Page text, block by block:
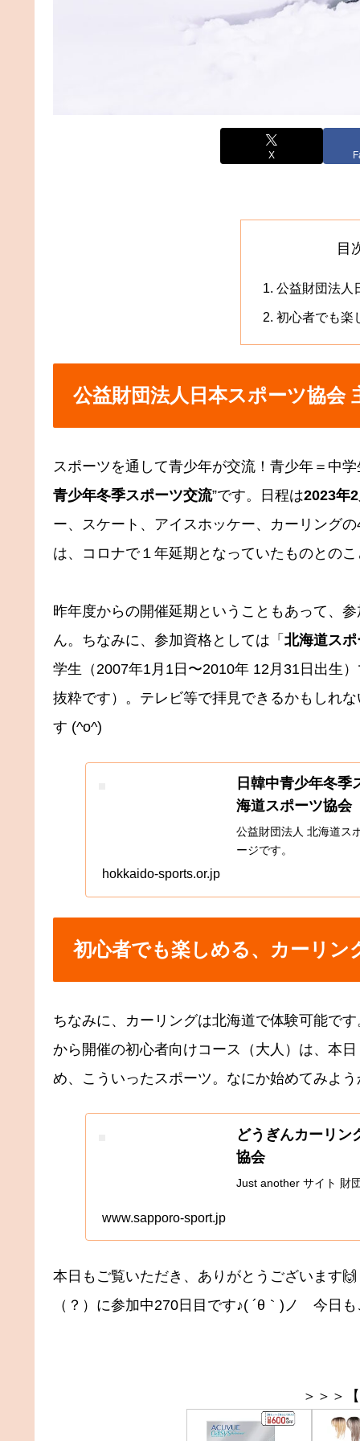
X
目
公益財団法人
初心者でも楽
公益財団法人日本スポーツ協会
スポーツを通して青少年が交流！青少年＝中
青少年冬季スポーツ交流”です。日程は2023年
ー、スケート、アイスホッケー、カーリング
は、コロナで１年延期となっていたものとの
昨年度からの開催延期ということもあって、
ん。ちなみに、参加資格としては「 北海道ス
学生（2007年1月1日〜2010年 12月31日出生
抜粋です）。テレビ等で拝見できるかもしれ
す (^o^)
日韓中青少年冬季
海道スポーツ協会
公益財団法人 北海道ス
ージです。
hokkaido-sports.or.jp
初心者でも楽しめる、カーリン
ちなみに、カーリングは北海道で体験可能です
から開催の初心者向けコース（大人）は、本
め、こういったスポーツ。なにか始めてみよ
どうぎんカーリン
協会
Just another サイト 財
www.sapporo-sport.jp
本日もご覧いただき、ありがとうございます
（？）に参加中270日目です♪( ´θ｀)ノ 今日
＞＞＞